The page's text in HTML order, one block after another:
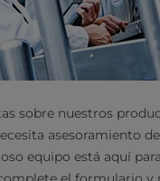
sobre nuestros
asesoramiento
equipo está aquí